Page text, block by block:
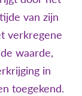
van zijn
verkregene
waarde,
in
toegekend.